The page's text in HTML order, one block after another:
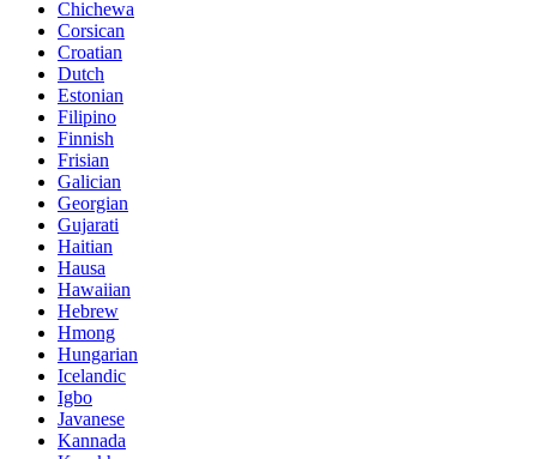
Chichewa
Corsican
Croatian
Dutch
Estonian
Filipino
Finnish
Frisian
Galician
Georgian
Gujarati
Haitian
Hausa
Hawaiian
Hebrew
Hmong
Hungarian
Icelandic
Igbo
Javanese
Kannada